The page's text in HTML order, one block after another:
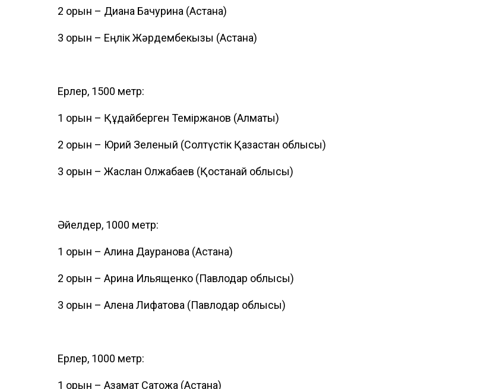
2 орын – Диана Бачурина (Астана)
3 орын – Еңлік Жәрдембекқызы (Астана)
Ерлер, 1500 метр:
1 орын – Құдайберген Теміржанов (Алматы)
2 орын – Юрий Зеленый (Солтүстік Қазақстан облысы)
3 орын – Жаслан Олжабаев (Қостанай облысы)
Әйелдер, 1000 метр:
1 орын – Алина Дауранова (Астана)
2 орын – Арина Ильященко (Павлодар облысы)
3 орын – Алена Лифатова (Павлодар облысы)
Ерлер, 1000 метр:
1 орын – Азамат Сатқожа (Астана)